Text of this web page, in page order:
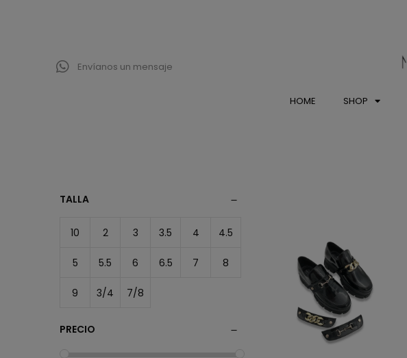
Envíanos un mensaje
HOME SHOP
TALLA
10 2 3 3.5 4 4.5
5 5.5 6 6.5 7 8
9 3/4 7/8
PRECIO